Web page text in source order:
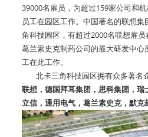
39000名雇员，为超过159家公司和
员工在园区工作。中国著名的联想
角科技园区，有超过2000名联想雇
葛兰素史克制药公司的最大研发中心
工在此工作。
北卡三角科技园区拥有众多著名
联想，德国拜耳集团，思科集团，
立信，通用电气，葛兰素史克，默克